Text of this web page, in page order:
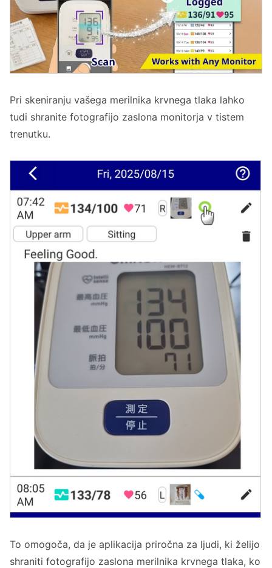
Pri skeniranju vašega merilnika krvnega tlaka lahko
tudi shranite fotografijo zaslona monitorja v tistem
trenutku.
To omogoča, da je aplikacija priročna za ljudi, ki želijo
shraniti fotografijo zaslona merilnika krvnega tlaka, ko